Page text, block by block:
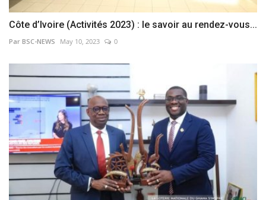
Côte d’Ivoire (Activités 2023) : le savoir au rendez-vous...
Par BSC-NEWS May 10, 2023 0